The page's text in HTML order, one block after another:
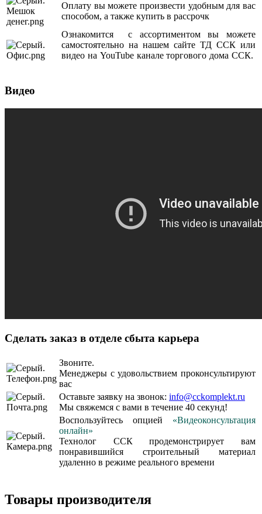
Оплату вы можете произвести удобным для вас
способом, а также купить в рассрочк
Ознакомится с ассортиментом вы можете
самостоятельно на нашем сайте ТД ССК или
видео на YouTube канале торгового дома ССК.
Видео
Сделать заказ в отделе сбыта карьера
Звоните.
Менеджеры с удовольствием проконсультируют
вас
Оставьте заявку на звонок: info@cckomplekt.ru
Мы свяжемся с вами в течение 40 секунд!
Воспользуйтесь опцией
«Видеоконсультация
онлайн»
Технолог ССК продемонстрирует вам
понравившийся строительный материал
удаленно в режиме реального времени
Товары производителя